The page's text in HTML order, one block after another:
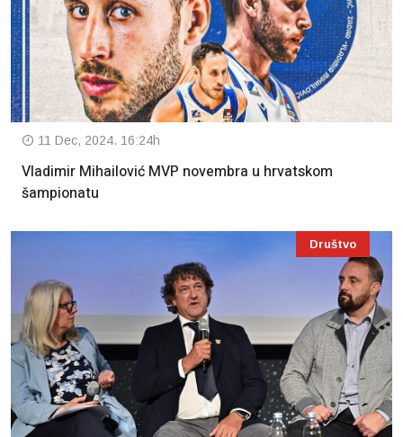
11 Dec, 2024. 16:24h
Vladimir Mihailović MVP novembra u hrvatskom
šampionatu
Društvo